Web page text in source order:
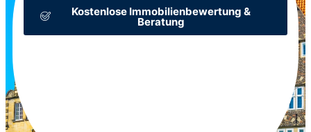
Kostenlose Immobilienbewertung &
Beratung